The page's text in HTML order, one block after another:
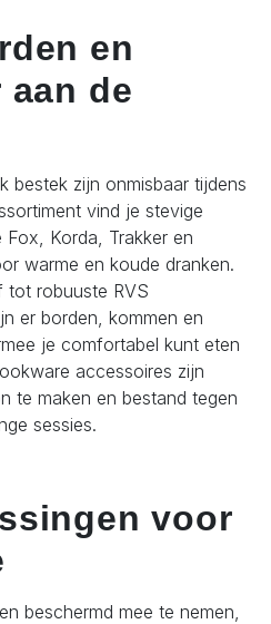
en
de
bestek zijn onmisbaar tijdens
vind je stevige
Korda, Trakker en
warme en koude dranken.
tot robuuste RVS
er borden, kommen en
je comfortabel kunt eten
accessoires zijn
te maken en bestand tegen
sessies.
voor
beschermd mee te nemen,